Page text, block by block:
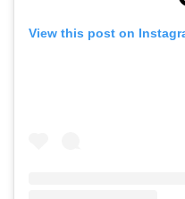
View this post on